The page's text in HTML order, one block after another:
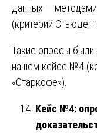
данных — методами
(критерий
Такие опросы
нашем кейсе №4
«Старкофе»).
Кейс №4: